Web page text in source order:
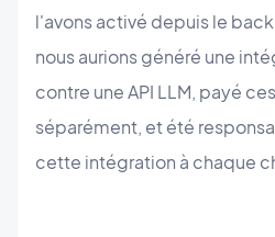
l'avons activé depuis le
nous aurions généré une
contre une API LLM, payé
séparément, et été
cette intégration à chaque